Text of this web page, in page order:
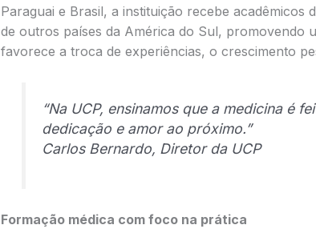
Paraguai e Brasil, a instituição recebe acadêmicos
de outros países da América do Sul, promovendo
favorece a troca de experiências, o crescimento
“Na UCP, ensinamos que a medicina é
dedicação e amor ao próximo.”
Carlos Bernardo, Diretor da UCP
Formação médica com foco na prática